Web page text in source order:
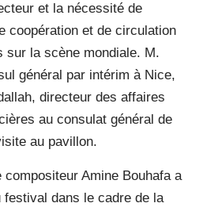
et la nécessité de
coopération et de circulation
la scène mondiale. M.
général par intérim à Nice,
directeur des affaires
au consulat général de
au pavillon.
Amine Bouhafa a
festival dans le cadre de la